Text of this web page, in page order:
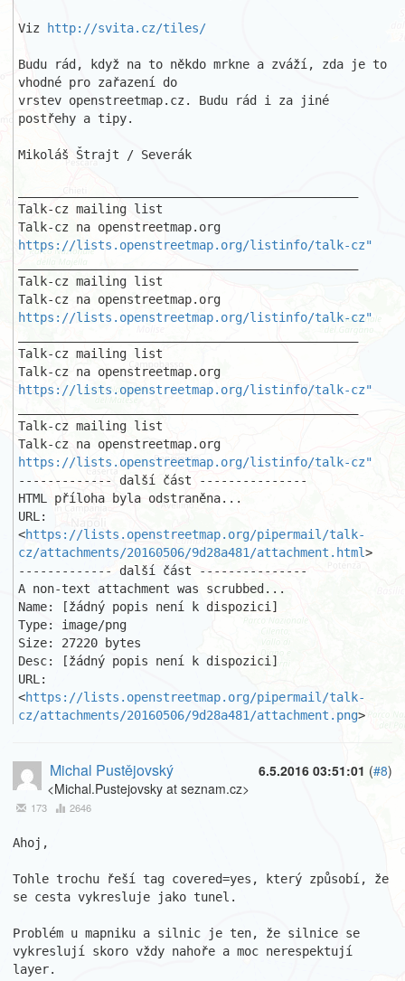
Viz http://svita.cz/tiles/
Budu rád, když na to někdo mrkne a zváží, zda je to
vhodné pro zařazení do
vrstev openstreetmap.cz. Budu rád i za jiné
postřehy a tipy.
Mikoláš Štrajt / Severák
Talk-cz mailing list
https://lists.openstreetmap.org/listinfo/talk-cz"
Talk-cz mailing list
https://lists.openstreetmap.org/listinfo/talk-cz"
Talk-cz mailing list
https://lists.openstreetmap.org/listinfo/talk-cz"
Talk-cz mailing list
https://lists.openstreetmap.org/listinfo/talk-cz"
------------- další část ---------------
HTML příloha byla odstraněna...
URL:
<https://lists.openstreetmap.org/pipermail/talk-
cz/attachments/20160506/9d28a481/attachment.html>
------------- další část ---------------
A non-text attachment was scrubbed...
Name: [žádný popis není k dispozici]
Type: image/png
Size: 27220 bytes
Desc: [žádný popis není k dispozici]
URL:
<https://lists.openstreetmap.org/pipermail/talk-
cz/attachments/20160506/9d28a481/attachment.png>
6.5.2016 03:51:01 (#8)
Michal Pustějovský
<Michal.Pustejovsky at seznam.cz>
173 2646
Ahoj,
Tohle trochu řeší tag covered=yes, který způsobí, že
se cesta vykresluje jako tunel.
Problém u mapniku a silnic je ten, že silnice se
vykreslují skoro vždy nahoře a moc nerespektují
layer.